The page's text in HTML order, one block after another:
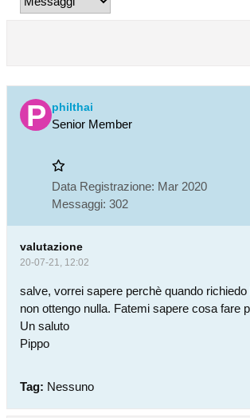
philthai
Senior Member
Data Registrazione: Mar 2020
Messaggi: 302
valutazione
20-07-21, 12:02
salve, vorrei sapere perchè quando
non ottengo nulla. Fatemi sapere cosa fare
Un saluto
Pippo
Tag: Nessuno